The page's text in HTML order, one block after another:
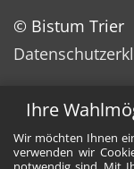
Ihre
Wir möchten Ihnen
verwenden wir
© Bistum Trier